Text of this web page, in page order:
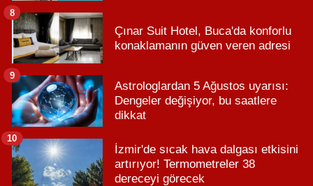
Çınar Suit Hotel, Buca'da konforlu
konaklamanın güven veren adresi
8
Astrologlardan 5 Ağustos uyarısı:
Dengeler değişiyor, bu saatlere
dikkat
9
İzmir'de sıcak hava dalgası etkisini
artırıyor! Termometreler 38
dereceyi görecek
10